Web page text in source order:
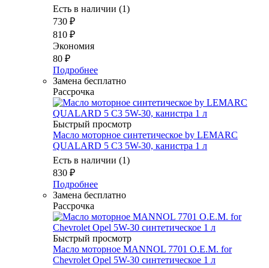
Есть в наличии (1)
730 ₽
810 ₽
Экономия
80 ₽
Подробнее
Замена бесплатно
Рассрочка
Быстрый просмотр
Масло моторное синтетическое by LEMARC
QUALARD 5 C3 5W-30, канистра 1 л
Есть в наличии (1)
830 ₽
Подробнее
Замена бесплатно
Рассрочка
Быстрый просмотр
Масло моторное MANNOL 7701 O.E.M. for
Chevrolet Opel 5W-30 синтетическое 1 л